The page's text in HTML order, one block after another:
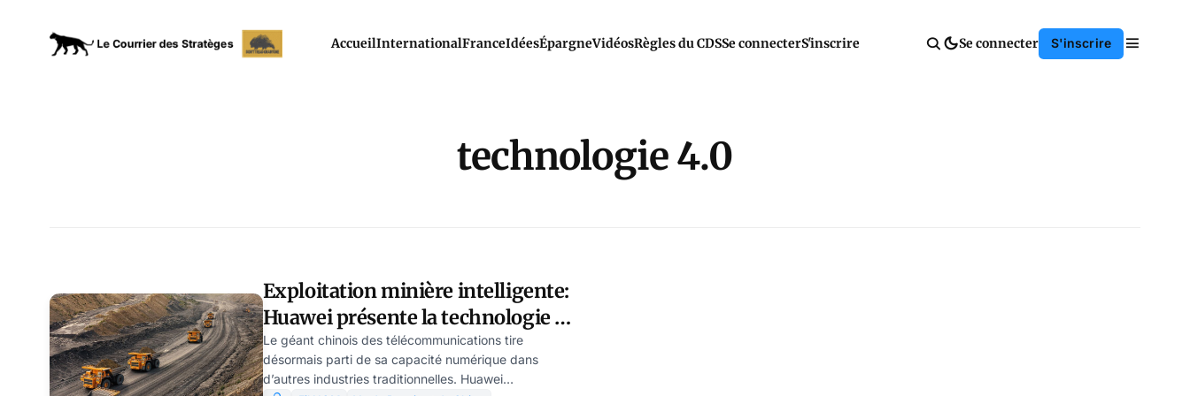
AccueilInternationalFranceIdéesÉpargneVidéosRègles du CDSSe connecterS'inscrire Se connecter S'inscrire
technologie 4.0
Exploitation minière intelligente:
Huawei présente la technologie de
l’industrie 4.0, par Jeff Pao
Le géant chinois des télécommunications tire
désormais parti de sa capacité numérique dans
d’autres industries traditionnelles. Huawei